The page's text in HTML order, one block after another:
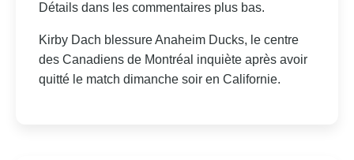
Détails dans les commentaires plus bas.
Kirby Dach blessure Anaheim Ducks, le centre
des Canadiens de Montréal inquiète après avoir
quitté le match dimanche soir en Californie.